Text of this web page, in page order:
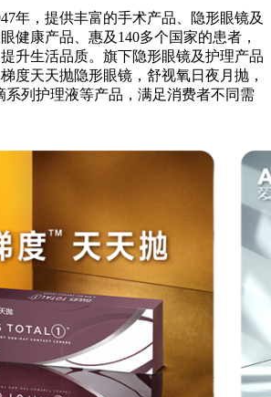
年，提供丰富的手术产品、隐形眼镜及
健康产品、惠及140多个国家的患者，
升生活品质。旗下隐形眼镜及护理产品
度天天抛隐形眼镜，舒视氧日夜月抛，
系列护理液等产品，满足消费者不同需